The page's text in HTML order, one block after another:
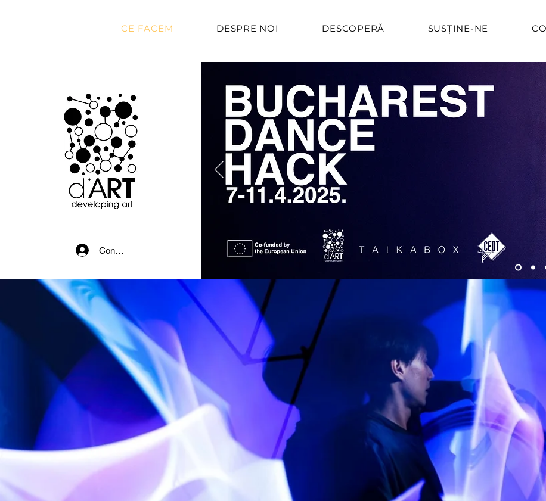
CE FACEM DESPRE NOI DESCOPERĂ SUSȚINE-NE
Conectează-te